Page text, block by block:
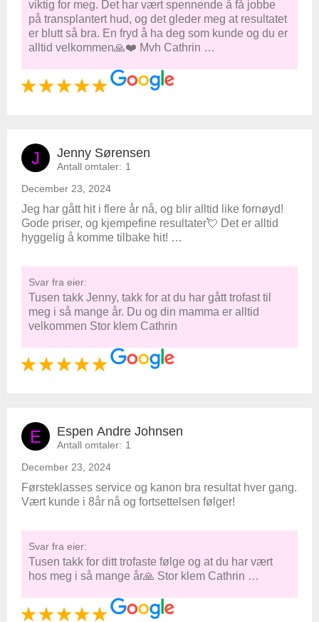
viktig for meg. Det har vært spennende å få jobbe
på transplantert hud, og det gleder meg at resultatet
er blutt så bra. En fryd å ha deg som kunde og du er
alltid velkommen🙏❤️ Mvh Cathrin …
J Jenny Sørensen
Antall omtaler: 1
December 23, 2024
Jeg har gått hit i flere år nå, og blir alltid like fornøyd!
Gode priser, og kjempefine resultater💘 Det er alltid
hyggelig å komme tilbake hit! …
Svar fra eier:
Tusen takk Jenny, takk for at du har gått trofast til
meg i så mange år. Du og din mamma er alltid
velkommen Stor klem Cathrin
E Espen Andre Johnsen
Antall omtaler: 1
December 23, 2024
Førsteklasses service og kanon bra resultat hver gang.
Vært kunde i 8år nå og fortsettelsen følger!
Svar fra eier:
Tusen takk for ditt trofaste følge og at du har vært
hos meg i så mange år🙏 Stor klem Cathrin …